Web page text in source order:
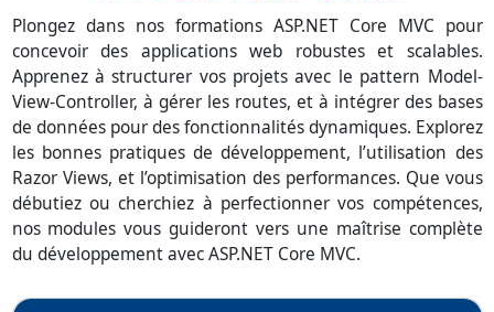
Plongez dans nos formations ASP.NET Core MVC pour
concevoir des applications web robustes et scalables.
Apprenez à structurer vos projets avec le pattern Model-
View-Controller, à gérer les routes, et à intégrer des bases
de données pour des fonctionnalités dynamiques. Explorez
les bonnes pratiques de développement, l’utilisation des
Razor Views, et l’optimisation des performances. Que vous
débutiez ou cherchiez à perfectionner vos compétences,
nos modules vous guideront vers une maîtrise complète
du développement avec ASP.NET Core MVC.